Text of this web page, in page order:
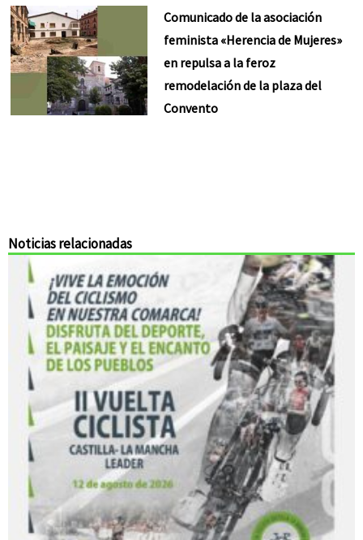
Comunicado de la asociación
feminista «Herencia de Mujeres»
en repulsa a la feroz
remodelación de la plaza del
Convento
Noticias relacionadas